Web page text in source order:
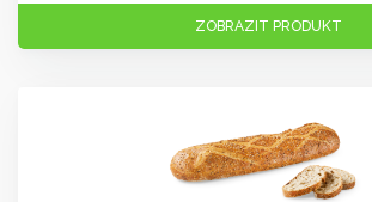
ZOBRAZIT PRODUKT